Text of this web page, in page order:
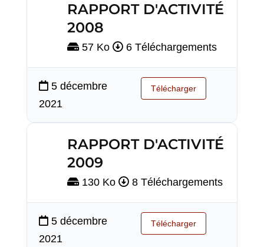
RAPPORT D'ACTIVITÉ
2008
57 Ko 6 Téléchargements
5 décembre
2021
Télécharger
RAPPORT D'ACTIVITÉ
2009
130 Ko 8 Téléchargements
5 décembre
2021
Télécharger